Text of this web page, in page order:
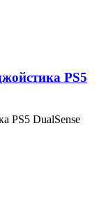
PS5
PS5 DualSense